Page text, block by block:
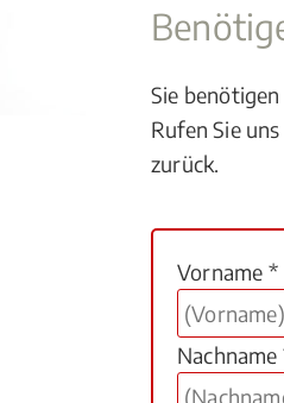
Sie
Rufen Sie
zurück.
Vorname *
Nachname